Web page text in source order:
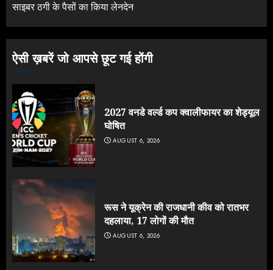
साइबर ठगी के पैसों का किया लेनदेन
ऐसी ख़बरें जो आपसे छूट गई होंगी
2027 वनडे वर्ल्ड कप क्वालीफायर का शेड्यूल
घोषित
AUGUST 6, 2026
रूस ने यूक्रेन की राजधानी कीव को रातभर
दहलाया, 17 लोगों की मौत
AUGUST 6, 2026